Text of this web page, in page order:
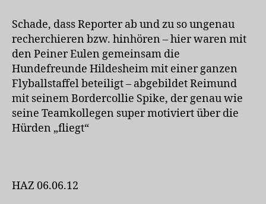
Schade, dass Reporter ab und zu so ungenau
recherchieren bzw. hinhören – hier waren mit
den Peiner Eulen gemeinsam die
Hundefreunde Hildesheim mit einer ganzen
Flyballstaffel beteiligt – abgebildet Reimund
mit seinem Bordercollie Spike, der genau wie
seine Teamkollegen super motiviert über die
Hürden „fliegt“
HAZ 06.06.12